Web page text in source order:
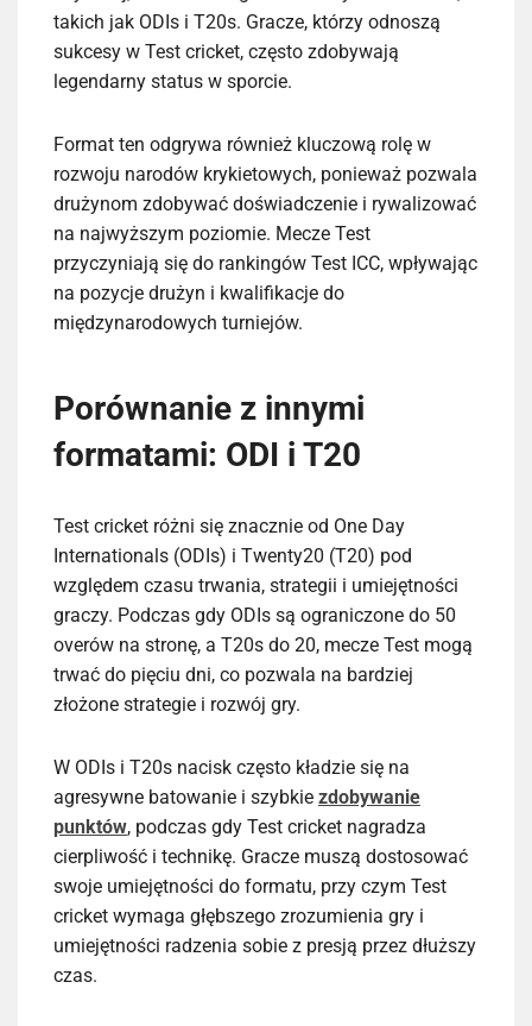
takich jak ODIs i T20s. Gracze, którzy odnoszą
sukcesy w Test cricket, często zdobywają
legendarny status w sporcie.
Format ten odgrywa również kluczową rolę w
rozwoju narodów krykietowych, ponieważ pozwala
drużynom zdobywać doświadczenie i rywalizować
na najwyższym poziomie. Mecze Test
przyczyniają się do rankingów Test ICC, wpływając
na pozycje drużyn i kwalifikacje do
międzynarodowych turniejów.
Porównanie z innymi
formatami: ODI i T20
Test cricket różni się znacznie od One Day
Internationals (ODIs) i Twenty20 (T20) pod
względem czasu trwania, strategii i umiejętności
graczy. Podczas gdy ODIs są ograniczone do 50
overów na stronę, a T20s do 20, mecze Test mogą
trwać do pięciu dni, co pozwala na bardziej
złożone strategie i rozwój gry.
W ODIs i T20s nacisk często kładzie się na
agresywne batowanie i szybkie zdobywanie
punktów, podczas gdy Test cricket nagradza
cierpliwość i technikę. Gracze muszą dostosować
swoje umiejętności do formatu, przy czym Test
cricket wymaga głębszego zrozumienia gry i
umiejętności radzenia sobie z presją przez dłuższy
czas.